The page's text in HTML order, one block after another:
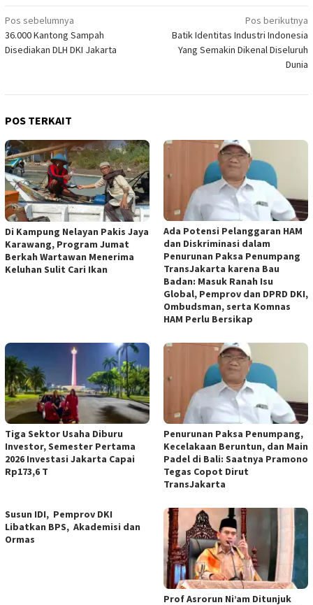
Navigasi
pos
Pos sebelumnya
36.000 Kantong Sampah
Disediakan DLH DKI Jakarta
Pos berikutnya
Batik Identitas Industri Indonesia
Yang Semakin Dikenal Diseluruh
Dunia
POS TERKAIT
Di Kampung Nelayan Pakis Jaya
Karawang, Program Jumat
Berkah Wartawan Menerima
Keluhan Sulit Cari Ikan
Ada Potensi Pelanggaran HAM
dan Diskriminasi dalam
Penurunan Paksa Penumpang
TransJakarta karena Bau
Badan: Masuk Ranah Isu
Global, Pemprov dan DPRD DKI,
Ombudsman, serta Komnas
HAM Perlu Bersikap
Tiga Sektor Usaha Diburu
Investor, Semester Pertama
2026 Investasi Jakarta Capai
Rp173,6 T
Penurunan Paksa Penumpang,
Kecelakaan Beruntun, dan Main
Padel di Bali: Saatnya Pramono
Tegas Copot Dirut
TransJakarta
Susun IDI, Pemprov DKI
Libatkan BPS, Akademisi dan
Ormas
Prof Asrorun Ni’am Ditunjuk